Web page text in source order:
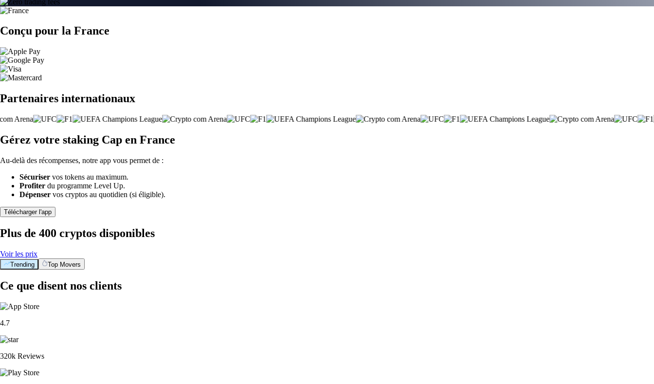
Conçu pour la France
Partenaires internationaux
Gérez votre staking Cap en France
Au-delà des récompenses, notre app vous permet de :
Sécuriser vos tokens au maximum.
Profiter du programme Level Up.
Dépenser vos cryptos au quotidien (si éligible).
Télécharger l'app
Plus de 400 cryptos disponibles
Voir les prix
Trending Top Movers
Ce que disent nos clients
4.7
320k Reviews